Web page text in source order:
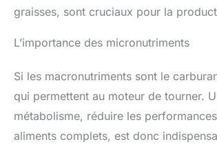
graisses, sont cruciaux pour la
L’importance des micronutriments
Si les macronutriments sont le
qui permettent au moteur de tourner.
métabolisme, réduire les
aliments complets, est donc